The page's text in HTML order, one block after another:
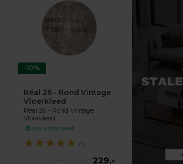
-10%
Réal 26 - Rond Vintage
Vloerkleed
Réal 26 - Rond Vintage
Vloerkleed
op voorraad
★★★★★ (1)
229,-